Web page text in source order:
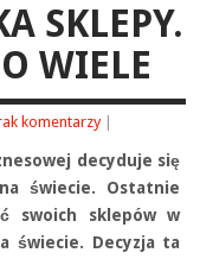
SKLEPY.
WIELE
komentarzy
decyduje się
świecie. Ostatnie
swoich sklepów w
świecie. Decyzja ta